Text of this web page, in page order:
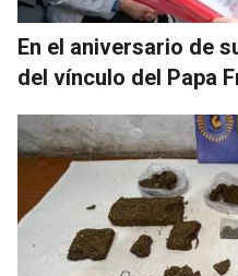
En el aniversario de
del vínculo del Papa